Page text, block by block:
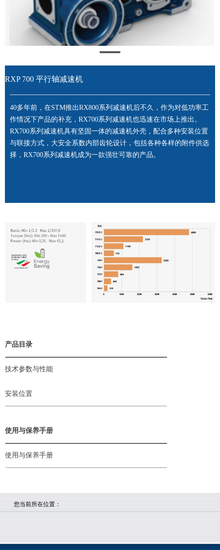
您当前所在位置：
RXP 700 平行轴减速机
40多年前，在STM推出RX800系列减速机后不久，作为对低功率工
作情况下产品的补充，RX700系列减速机也迅速在市场上推出。
RX700系列减速机具有坚固一体的减速机外壳，配合多种安装位置
与联接方式，大安全系数内部齿轮设计，包括各种各样的附件供选
择，RX700系列减速机成为一款强壮可靠的产品。
产品目录
技术参数与性能
安装位置
使用与保养手册
使用与保养手册